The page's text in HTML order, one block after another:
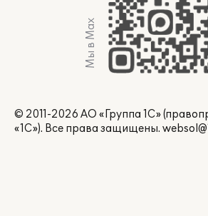
Мы в Max
© 2011-2026 АО «Группа 1С»
«1С»). Все права защищены.